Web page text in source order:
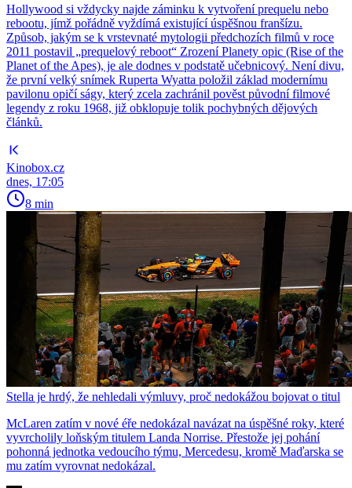
Hollywood si vždycky najde záminku k vytvoření prequelu nebo
rebootu, jímž pořádně vyždímá existující úspěšnou franšízu.
Způsob, jakým se k vrstevnaté mytologii předchozích filmů v roce
2011 postavil „prequelový reboot“ Zrození Planety opic (Rise of the
Planet of the Apes), je ale dodnes v podstatě učebnicový. Není divu,
že první velký snímek Ruperta Wyatta položil základ modernímu
pavilonu opičí ságy, který zcela zachránil pověst původní filmové
legendy z roku 1968, již obklopuje tolik pochybných dějových
článků.
Kinobox.cz
dnes, 17:05
8 min
Stella je hrdý, že nehledali výmluvy, proč nedokážou bojovat o titul
McLaren zatím v nové éře nedokázal navázat na úspěšné roky, které
vyvrcholily loňským titulem Landa Norrise. Přestože jej pohání
pohonná jednotka vedoucího týmu, Mercedesu, kromě Maďarska se
mu zatím vyrovnat nedokázal.